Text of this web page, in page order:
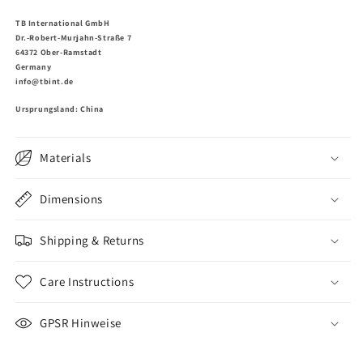
TB International GmbH
Dr.-Robert-Murjahn-Straße 7
64372 Ober-Ramstadt
Germany
info@tbint.de
Ursprungsland: China
Materials
Dimensions
Shipping & Returns
Care Instructions
GPSR Hinweise